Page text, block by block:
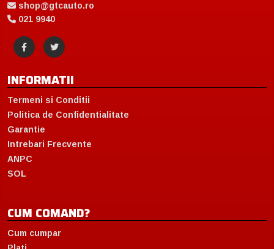
shop@gtcauto.ro
021 9940
INFORMATII
Termeni si Conditii
Politica de Confidentialitate
Garantie
Intrebari Frecvente
ANPC
SOL
CUM COMAND?
Cum cumpar